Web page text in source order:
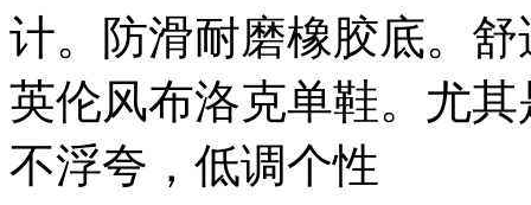
计。防滑耐磨橡胶底。
英伦风布洛克单鞋。尤
不浮夸，低调个性